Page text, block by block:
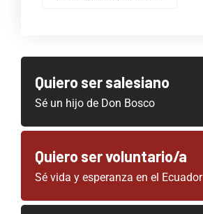
Quiero ser salesiano
Sé un hijo de Don Bosco
Quiero ser voluntario/a
Sé vida y esperanza en el Ecuador